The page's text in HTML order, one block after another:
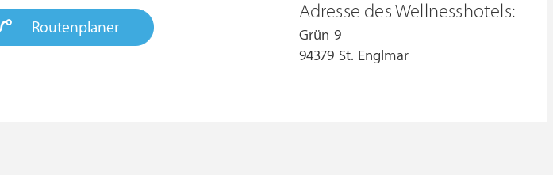
Routenplaner
Adresse des Wellnesshotels:
Grün 9
94379 St. Englmar